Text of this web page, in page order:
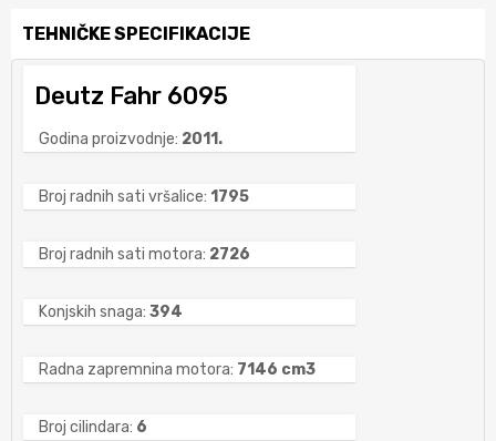
TEHNIČKE SPECIFIKACIJE
Deutz Fahr 6095
Godina proizvodnje: 2011.
Broj radnih sati vršalice: 1795
Broj radnih sati motora: 2726
Konjskih snaga: 394
Radna zapremnina motora: 7146 cm3
Broj cilindara: 6